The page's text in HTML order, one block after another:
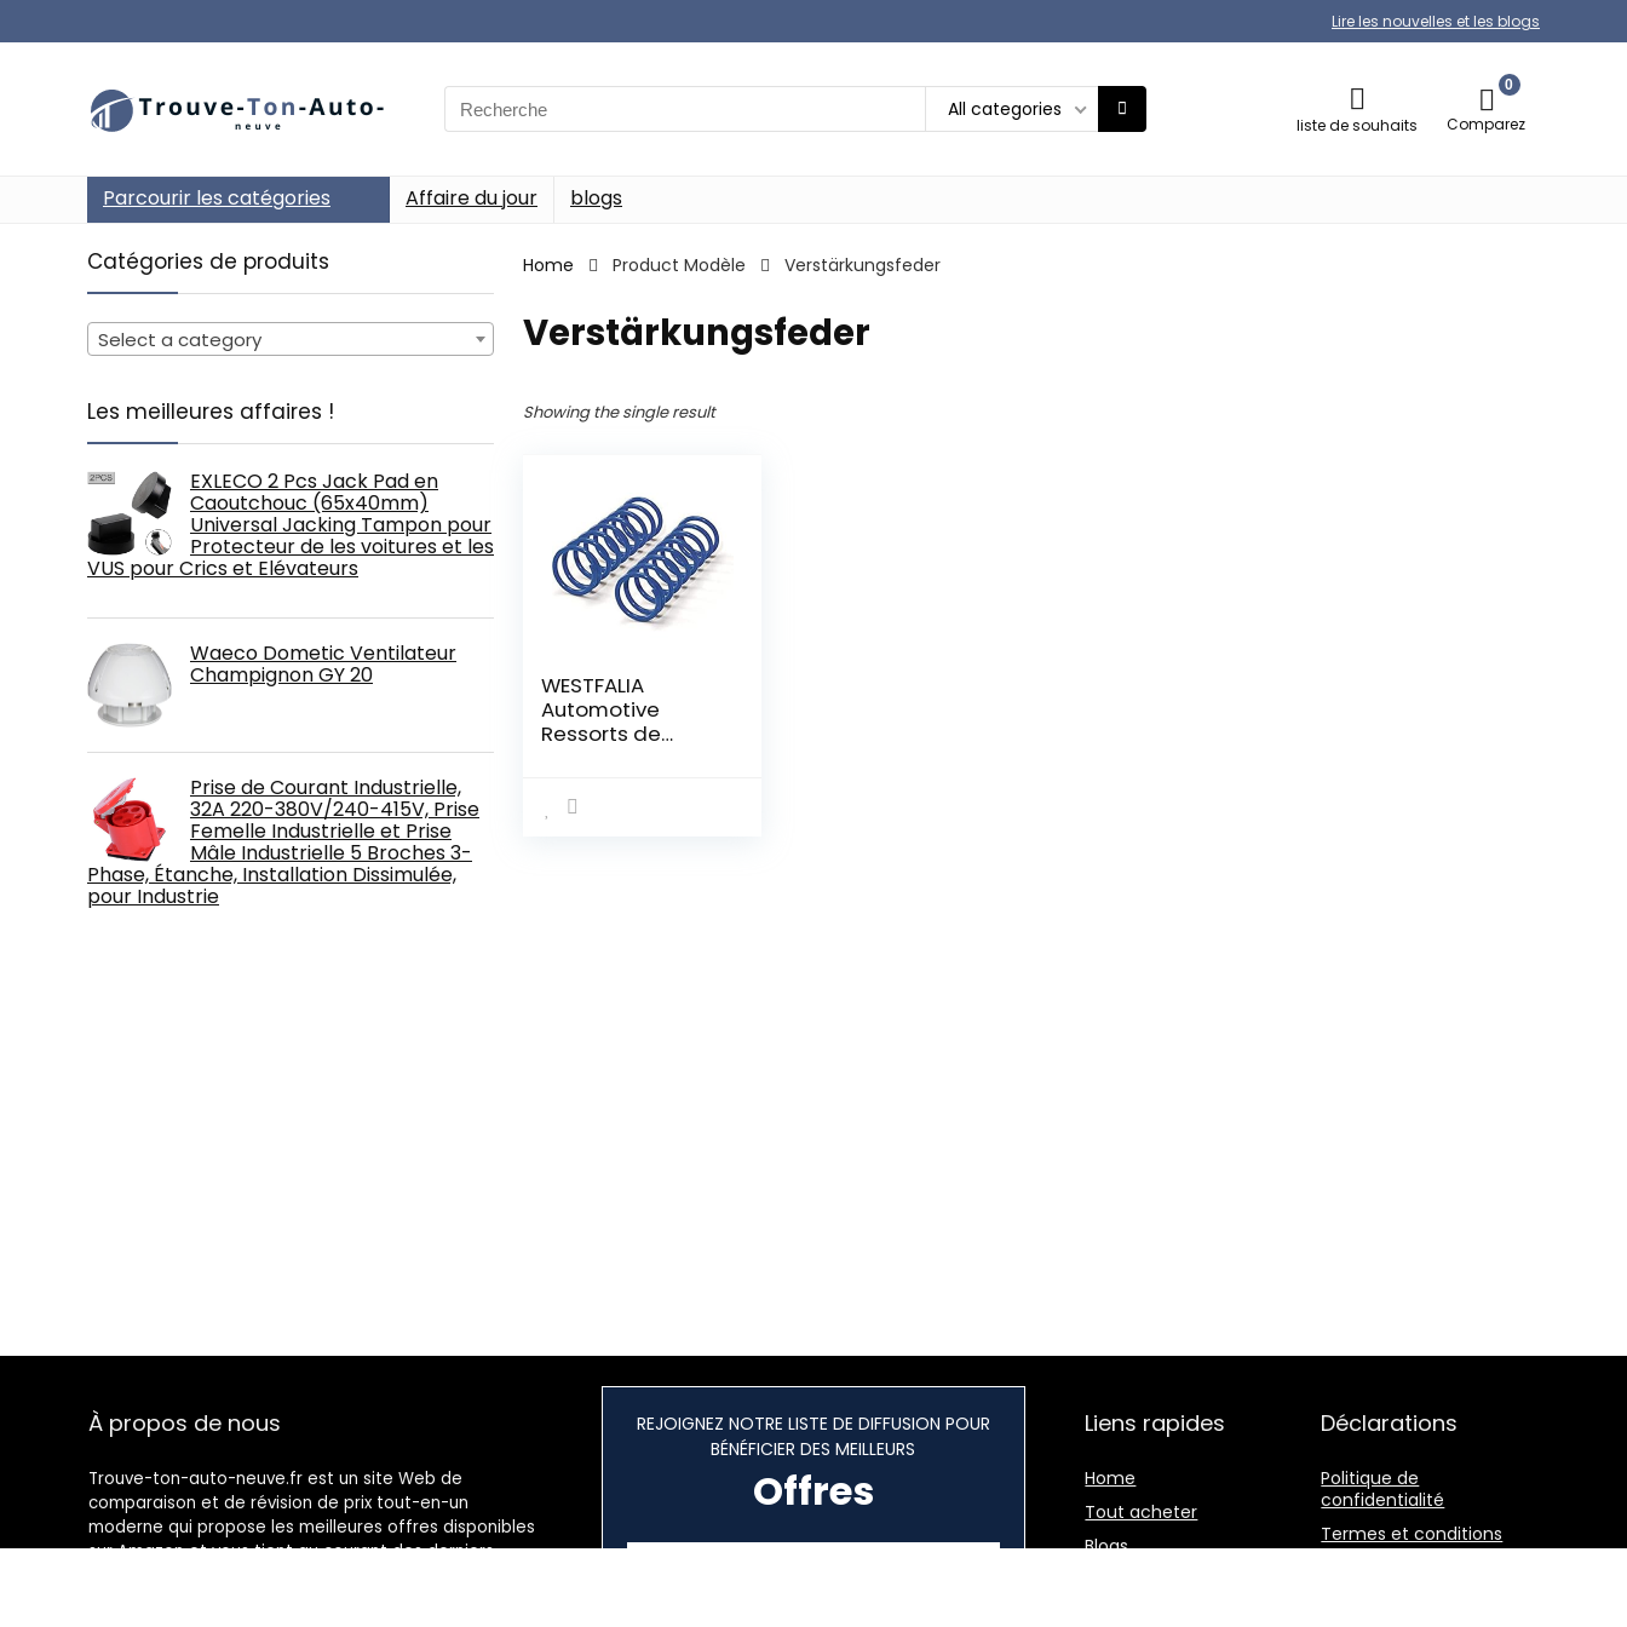
Lire les nouvelles et les blogs
Search
for:
All categories
liste de souhaits
0
Comparez
Parcourir les catégories Affaire du jour blogs
Catégories de produits
Select a category
Les meilleures affaires !
EXLECO 2 Pcs Jack Pad en
Caoutchouc (65x40mm)
Universal Jacking Tampon pour
Protecteur de les voitures et les
VUS pour Crics et Elévateurs
Waeco Dometic Ventilateur
Champignon GY 20
Prise de Courant Industrielle,
32A 220-380V/240-415V, Prise
Femelle Industrielle et Prise
Mâle Industrielle 5 Broches 3-
Phase, Étanche, Installation Dissimulée,
pour Industrie
Home Product Modèle ‎Verstärkungsfeder
‎Verstärkungsfeder
Showing the single result
WESTFALIA
Automotive
Ressorts de
À propos de nous
Trouve-ton-auto-neuve.fr est un site Web de
comparaison et de révision de prix tout-en-un
moderne qui propose les meilleures offres disponibles
sur Amazon et vous tient au courant des derniers
REJOIGNEZ NOTRE LISTE DE DIFFUSION POUR
BÉNÉFICIER DES MEILLEURS
Offres
Liens rapides
Home
Tout acheter
Blogs
Déclarations
Politique de
confidentialité
Termes et conditions